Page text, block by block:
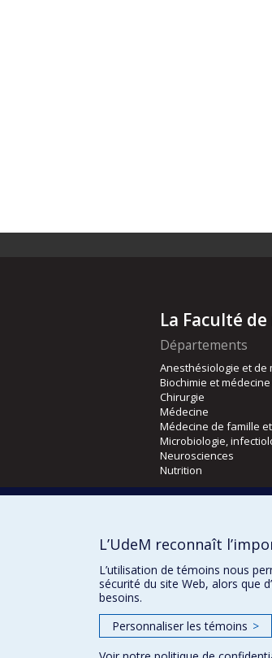
La Faculté
Départements
Anesthésiologie et de
Biochimie et
Chirurgie
Médecine
Médecine de famille
Microbiologie,
Neurosciences
Nutrition
Orthophonie et
L’UdeM reconnaît
L’utilisation de témoins nous
sécurité du site Web, alors que
besoins.
Personnaliser les témoins >